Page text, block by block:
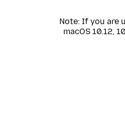
Note: If you are
macOS 10.12,